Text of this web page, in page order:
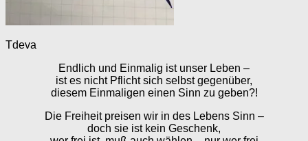
Tdeva
Endlich und Einmalig ist unser Leben –
ist es nicht Pflicht sich selbst gegenüber,
diesem Einmaligen einen Sinn zu geben?!
Die Freiheit preisen wir in des Lebens Sinn –
doch sie ist kein Geschenk,